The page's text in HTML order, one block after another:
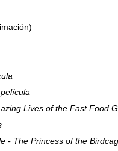
Lives of the Fast Food
- The Princess of the